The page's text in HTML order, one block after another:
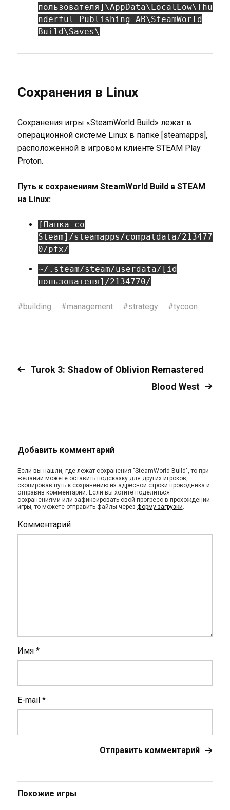
пользователя]\AppData\LocalLow\Thu
nderful Publishing AB\SteamWorld
Build\Saves\
Сохранения в Linux
Сохранения игры «SteamWorld Build» лежат в
операционной системе Linux в папке [steamapps],
расположенной в игровом клиенте STEAM Play
Proton.
Путь к сохранениям SteamWorld Build в STEAM
на Linux:
[Папка со
Steam]/steamapps/compatdata/213477
0/pfx/
~/.steam/steam/userdata/[id
пользователя]/2134770/
#building #management #strategy #tycoon
Turok 3: Shadow of Oblivion Remastered
Blood West
Добавить комментарий
Если вы нашли, где лежат сохранения "SteamWorld Build", то при
желании можете оставить подсказку для других игроков,
скопировав путь к сохранению из адресной строки проводника и
отправив комментарий. Если вы хотите поделиться
сохранениями или зафиксировать свой прогресс в прохождении
игры, то можете отправить файлы через форму загрузки.
Комментарий
Имя *
E-mail *
Похожие игры